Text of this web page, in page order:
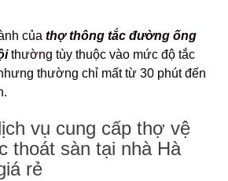
của thợ thông tắc đường ống
thường tùy thuộc vào mức độ tắc
thường chỉ mất từ 30 phút đến
vụ cung cấp thợ vệ
thoát sàn tại nhà Hà
rẻ